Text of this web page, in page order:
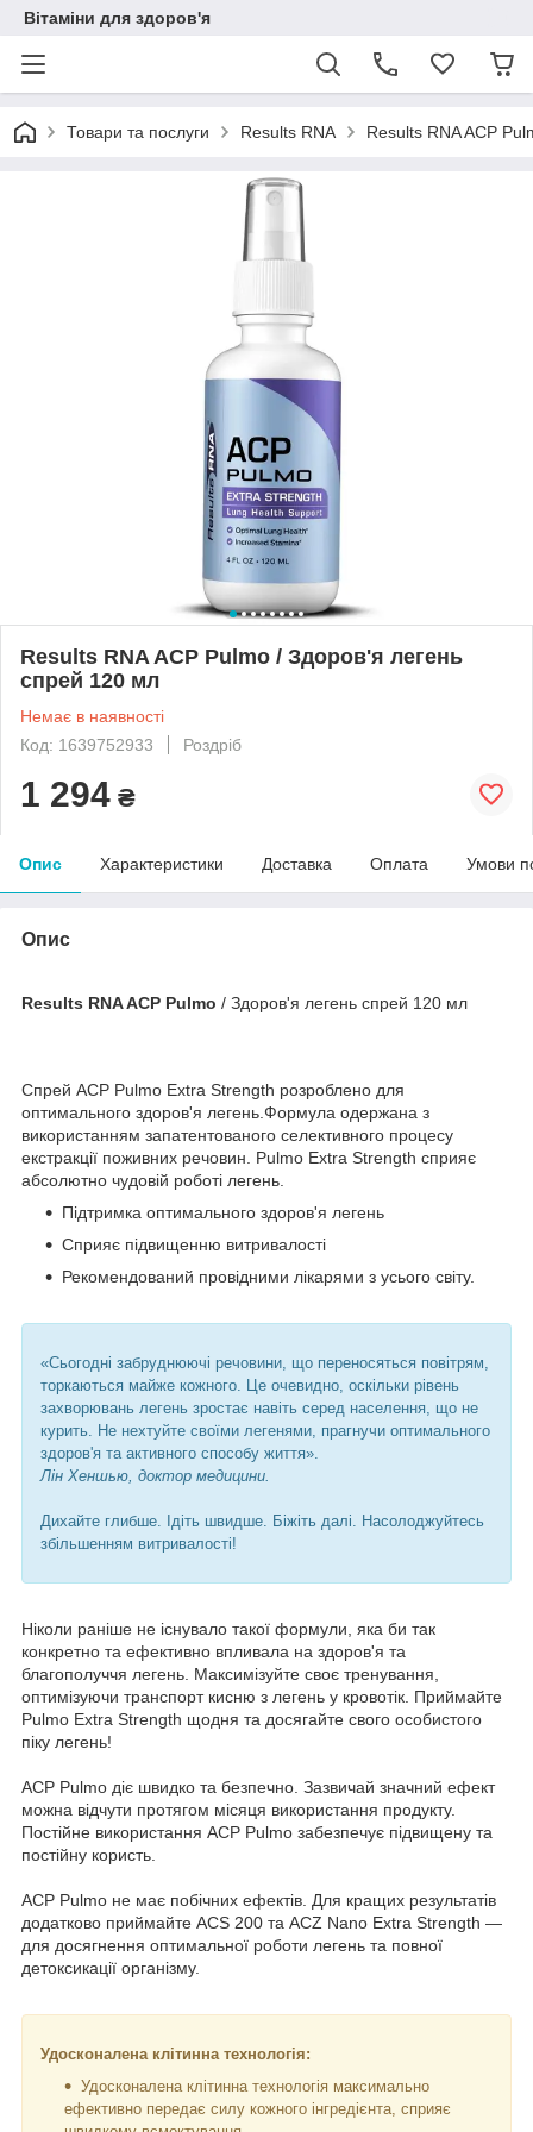
Вітаміни для здоров'я
Товари та послуги Results RNA Results RNA ACP
Results RNA ACP Pulmo / Здоров'я легень
спрей 120 мл
Немає в наявності
Код: 1639752933
Роздріб
1 294 ₴
Опис Характеристики Доставка Оплата Умови
Опис
Results RNA ACP Pulmo / Здоров'я легень спрей 120 мл
Спрей ACP Pulmo Extra Strength розроблено для
оптимального здоров'я легень.Формула одержана з
використанням запатентованого селективного процесу
екстракції поживних речовин. Pulmo Extra Strength сприяє
абсолютно чудовій роботі легень.
Підтримка оптимального здоров'я легень
Сприяє підвищенню витривалості
Рекомендований провідними лікарями з усього світу.
«Сьогодні забруднюючі речовини, що переносяться повітрям,
торкаються майже кожного. Це очевидно, оскільки рівень
захворювань легень зростає навіть серед населення, що не
курить. Не нехтуйте своїми легенями, прагнучи оптимального
здоров'я та активного способу життя».
Лін Хеншью, доктор медицини.
Дихайте глибше. Ідіть швидше. Біжіть далі. Насолоджуйтесь
збільшенням витривалості!
Ніколи раніше не існувало такої формули, яка би так
конкретно та ефективно впливала на здоров'я та
благополуччя легень. Максимізуйте своє тренування,
оптимізуючи транспорт кисню з легень у кровотік. Приймайте
Pulmo Extra Strength щодня та досягайте свого особистого
піку легень!
ACP Pulmo діє швидко та безпечно. Зазвичай значний ефект
можна відчути протягом місяця використання продукту.
Постійне використання ACP Pulmo забезпечує підвищену та
постійну користь.
ACP Pulmo не має побічних ефектів. Для кращих результатів
додатково приймайте ACS 200 та ACZ Nano Extra Strength —
для досягнення оптимальної роботи легень та повної
детоксикації організму.
Удосконалена клітинна технологія:
Удосконалена клітинна технологія максимально
ефективно передає силу кожного інгредієнта, сприяє